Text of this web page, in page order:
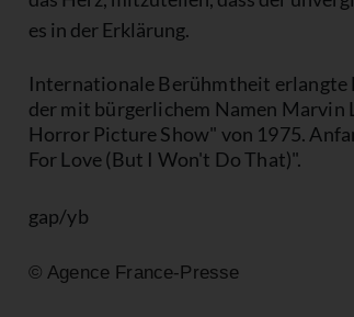
es in der Erklärung.
Internationale Berühmtheit erlangte
der mit bürgerlichem Namen Marvin
Horror Picture Show" von 1975.
For Love (But I Won't Do That)".
gap/yb
© Agence France-Presse